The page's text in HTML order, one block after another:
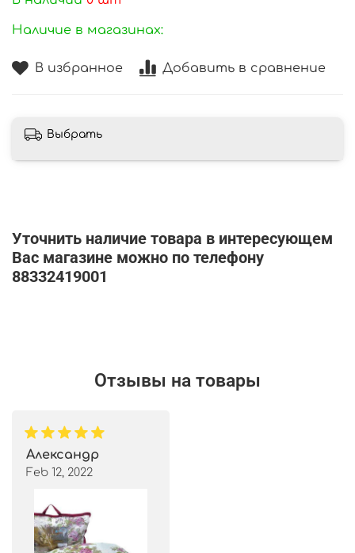
В избранное Добавить в сравнение
Наличие в магазинах:
Выбрать
Уточнить наличие товара в интересующем
Вас магазине можно по телефону
88332419001
Отзывы на товары
Александр
Feb 12, 2022